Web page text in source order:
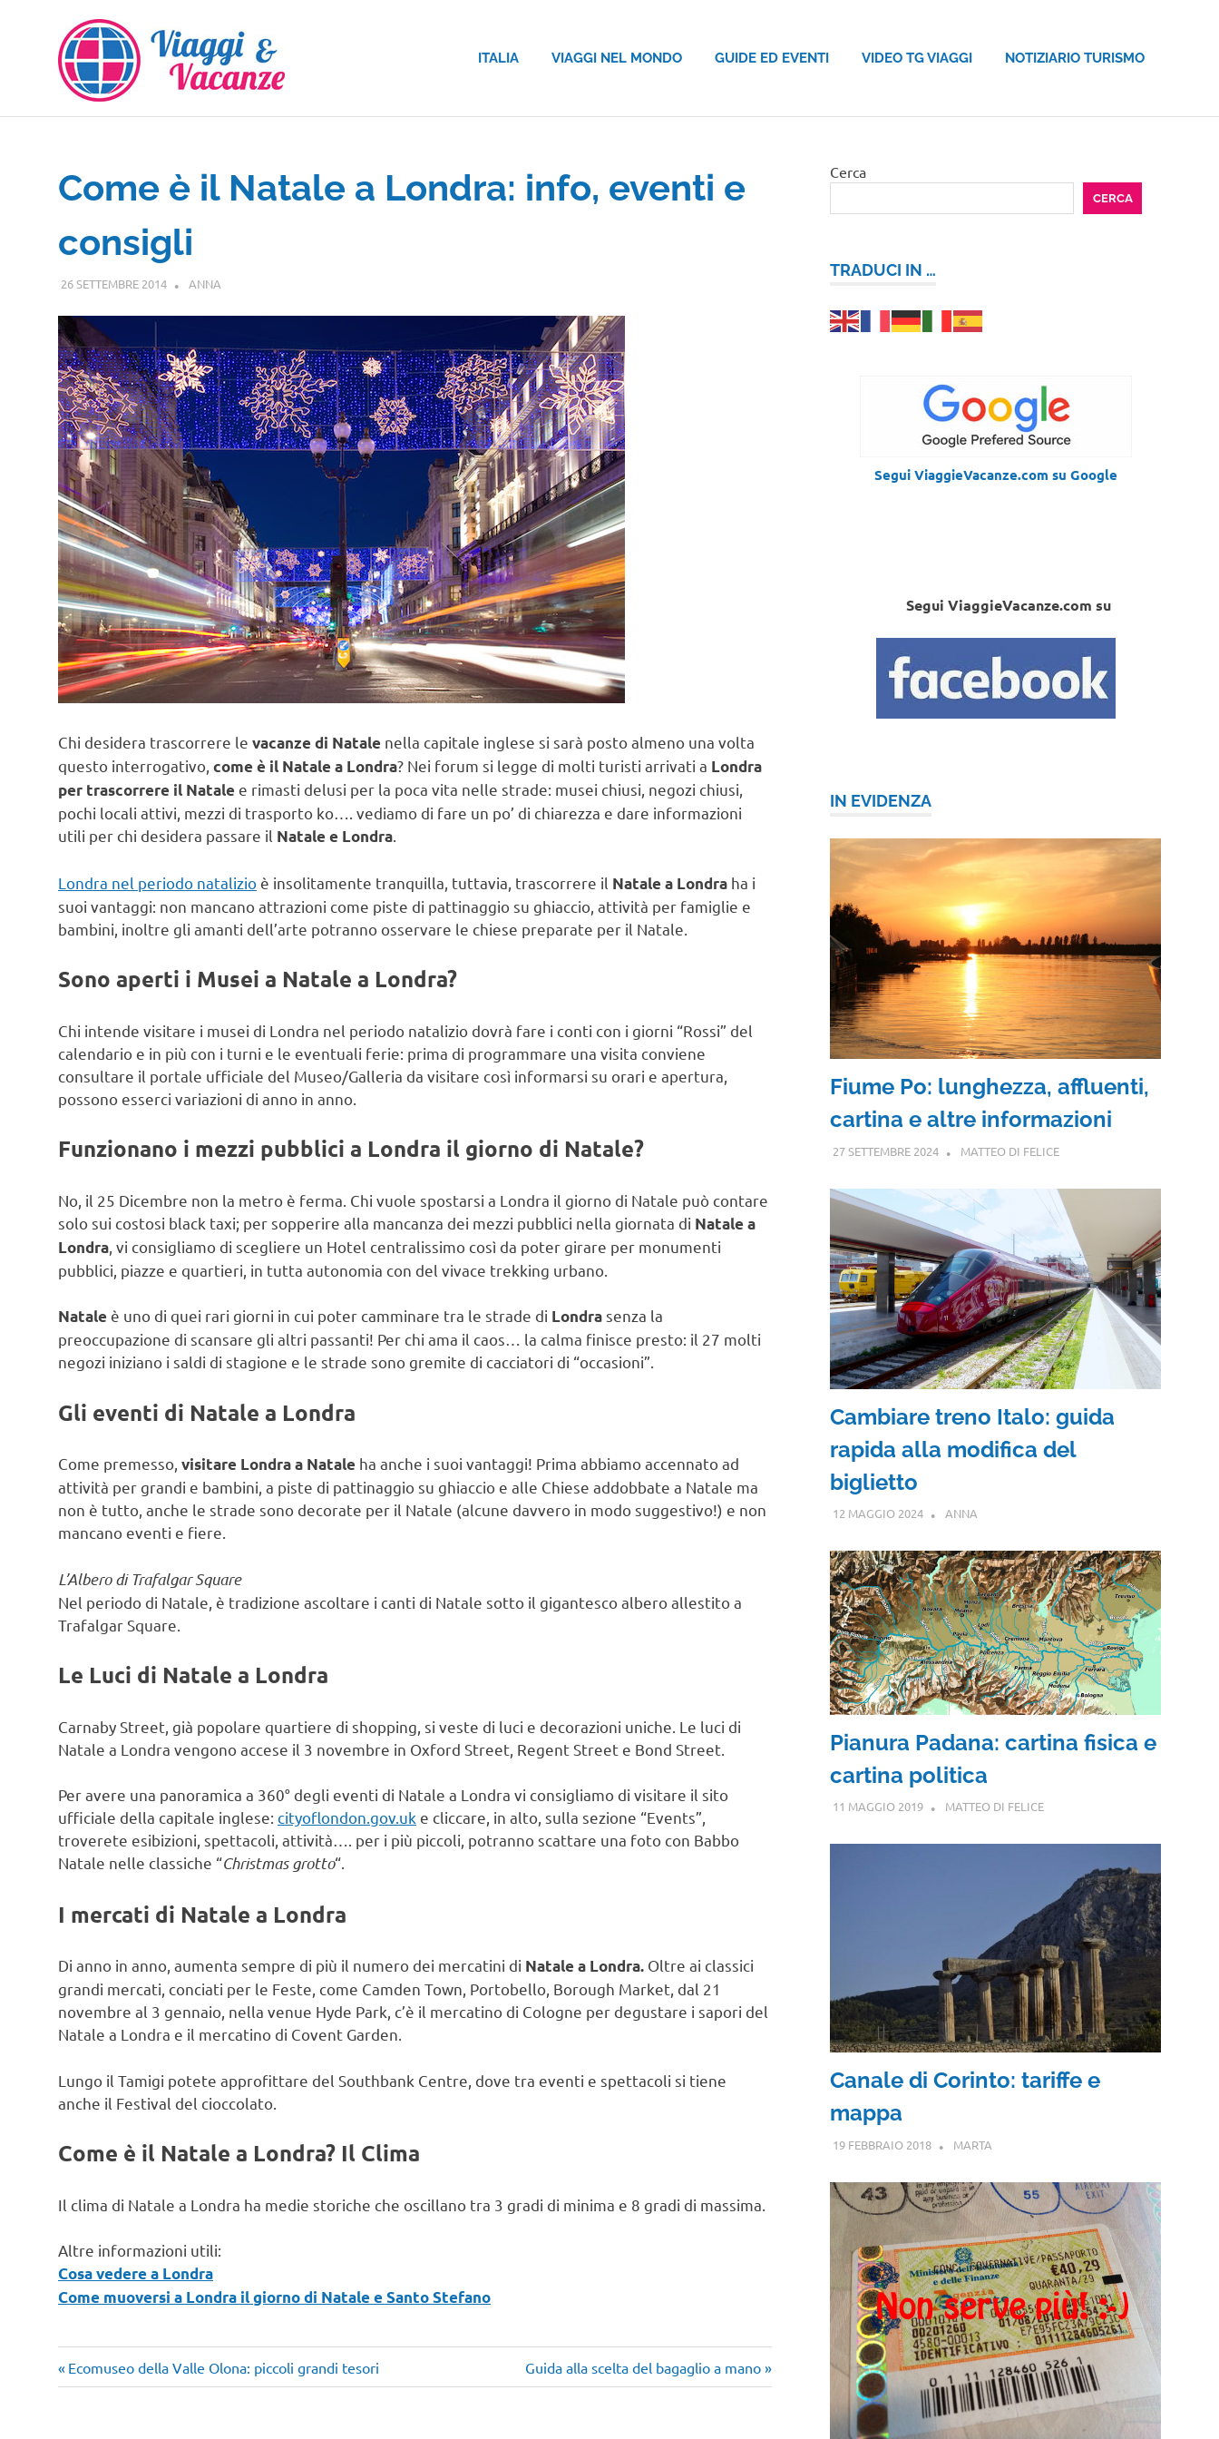
contenuto
ITALIA VIAGGI NEL MONDO GUIDE ED EVENTI VIDEO TG VIAGGI NOTIZIARIO TURISMO
Come è il Natale a Londra: info, eventi e
consigli
26 SETTEMBRE 2014 ANNA
Chi desidera trascorrere le vacanze di Natale nella capitale inglese si sarà posto almeno una volta
questo interrogativo, come è il Natale a Londra? Nei forum si legge di molti turisti arrivati a Londra
per trascorrere il Natale e rimasti delusi per la poca vita nelle strade: musei chiusi, negozi chiusi,
pochi locali attivi, mezzi di trasporto ko…. vediamo di fare un po’ di chiarezza e dare informazioni
utili per chi desidera passare il Natale e Londra.
Londra nel periodo natalizio è insolitamente tranquilla, tuttavia, trascorrere il Natale a Londra ha i
suoi vantaggi: non mancano attrazioni come piste di pattinaggio su ghiaccio, attività per famiglie e
bambini, inoltre gli amanti dell’arte potranno osservare le chiese preparate per il Natale.
Sono aperti i Musei a Natale a Londra?
Chi intende visitare i musei di Londra nel periodo natalizio dovrà fare i conti con i giorni “Rossi” del
calendario e in più con i turni e le eventuali ferie: prima di programmare una visita conviene
consultare il portale ufficiale del Museo/Galleria da visitare così informarsi su orari e apertura,
possono esserci variazioni di anno in anno.
Funzionano i mezzi pubblici a Londra il giorno di Natale?
No, il 25 Dicembre non la metro è ferma. Chi vuole spostarsi a Londra il giorno di Natale può contare
solo sui costosi black taxi; per sopperire alla mancanza dei mezzi pubblici nella giornata di Natale a
Londra , vi consigliamo di scegliere un Hotel centralissimo così da poter girare per monumenti
pubblici, piazze e quartieri, in tutta autonomia con del vivace trekking urbano.
Natale è uno di quei rari giorni in cui poter camminare tra le strade di Londra senza la
preoccupazione di scansare gli altri passanti! Per chi ama il caos… la calma finisce presto: il 27 molti
negozi iniziano i saldi di stagione e le strade sono gremite di cacciatori di “occasioni”.
Gli eventi di Natale a Londra
Come premesso, visitare Londra a Natale ha anche i suoi vantaggi! Prima abbiamo accennato ad
attività per grandi e bambini, a piste di pattinaggio su ghiaccio e alle Chiese addobbate a Natale ma
non è tutto, anche le strade sono decorate per il Natale (alcune davvero in modo suggestivo!) e non
mancano eventi e fiere.
L’Albero di Trafalgar Square
Nel periodo di Natale, è tradizione ascoltare i canti di Natale sotto il gigantesco albero allestito a
Trafalgar Square.
Le Luci di Natale a Londra
Carnaby Street, già popolare quartiere di shopping, si veste di luci e decorazioni uniche. Le luci di
Natale a Londra vengono accese il 3 novembre in Oxford Street, Regent Street e Bond Street.
Per avere una panoramica a 360° degli eventi di Natale a Londra vi consigliamo di visitare il sito
ufficiale della capitale inglese: cityoflondon.gov.uk e cliccare, in alto, sulla sezione “Events”,
troverete esibizioni, spettacoli, attività…. per i più piccoli, potranno scattare una foto con Babbo
Natale nelle classiche “Christmas grotto“.
I mercati di Natale a Londra
Di anno in anno, aumenta sempre di più il numero dei mercatini di Natale a Londra. Oltre ai classici
grandi mercati, conciati per le Feste, come Camden Town, Portobello, Borough Market, dal 21
novembre al 3 gennaio, nella venue Hyde Park, c’è il mercatino di Cologne per degustare i sapori del
Natale a Londra e il mercatino di Covent Garden.
Lungo il Tamigi potete approfittare del Southbank Centre, dove tra eventi e spettacoli si tiene
anche il Festival del cioccolato.
Come è il Natale a Londra? Il Clima
Il clima di Natale a Londra ha medie storiche che oscillano tra 3 gradi di minima e 8 gradi di massima.
Altre informazioni utili:
Cosa vedere a Londra
Come muoversi a Londra il giorno di Natale e Santo Stefano
Navigazione
Articolo
precedente:
Ecomuseo della Valle Olona: piccoli grandi tesori
Articolo
successivo:
Guida alla scelta del bagaglio a mano
Cerca
CERCA
TRADUCI IN …
Segui ViaggieVacanze.com su Google
Segui ViaggieVacanze.com su
IN EVIDENZA
Fiume Po: lunghezza, affluenti,
cartina e altre informazioni
27 SETTEMBRE 2024 MATTEO DI FELICE
Cambiare treno Italo: guida
rapida alla modifica del
biglietto
12 MAGGIO 2024 ANNA
Pianura Padana: cartina fisica e
cartina politica
11 MAGGIO 2019 MATTEO DI FELICE
Canale di Corinto: tariffe e
mappa
19 FEBBRAIO 2018 MARTA